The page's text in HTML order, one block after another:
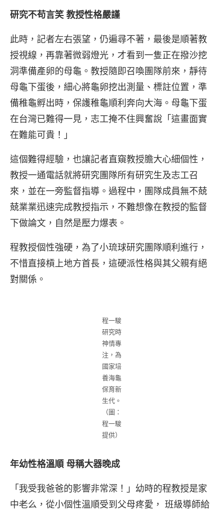
研究不苟言笑 教授性格嚴謹
此時，記者左右張望，仍遍尋不著，最後是順著教
授視線，再靠著微弱燈光，才看到一隻正在撥沙挖
洞準備產卵的母龜。教授隨即召喚團隊前來，靜待
母龜下蛋後，細心將龜卵挖出測量、標註位置，準
備稚龜孵出時，保護稚龜順利奔向大海。母龜下蛋
在台灣已難得一見，志工掩不住興奮說「這畫面實
在難能可貴！」
這個難得經驗，也讓記者直窺教授膽大心細個性，
教授一通電話就將研究團隊所有研究生及志工召
來，並在一旁監督指導。過程中，團隊成員無不兢
兢業業迅速完成教授指示，不難想像在教授的監督
下做論文，自然是壓力爆表。
程教授個性強硬，為了小琉球研究團隊順利進行，
不惜直接槓上地方首長，這硬派性格與其父親有絕
對關係。
程一駿
研究時
神情專
注，為
國家培
養海龜
保育新
生代。
（圖：
程一駿
提供）
年幼性格溫順 母稱大器晚成
「我受我爸爸的影響非常深！」幼時的程教授是家
中老么，從小個性溫順受到父母疼愛， 班級導師給